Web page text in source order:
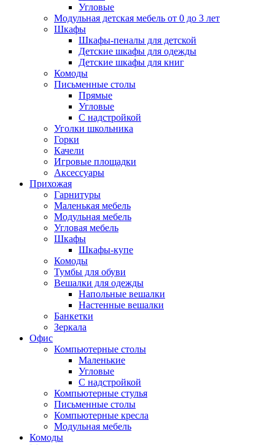
Угловые
Модульная детская мебель от 0 до 3 лет
Шкафы
Шкафы-пеналы для детской
Детские шкафы для одежды
Детские шкафы для книг
Комоды
Письменные столы
Прямые
Угловые
С надстройкой
Уголки школьника
Горки
Качели
Игровые площадки
Аксессуары
Прихожая
Гарнитуры
Маленькая мебель
Модульная мебель
Угловая мебель
Шкафы
Шкафы-купе
Комоды
Тумбы для обуви
Вешалки для одежды
Напольные вешалки
Настенные вешалки
Банкетки
Зеркала
Офис
Компьютерные столы
Маленькие
Угловые
С надстройкой
Компьютерные стулья
Письменные столы
Компьютерные кресла
Модульная мебель
Комоды